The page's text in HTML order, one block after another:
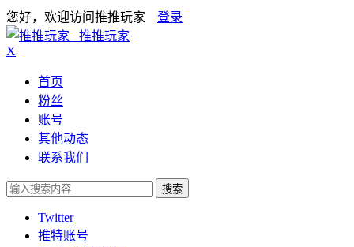
您好，欢迎访问推推玩家 | 登录
推推玩家
X
首页
粉丝
账号
其他动态
联系我们
搜索
Twitter
推特账号